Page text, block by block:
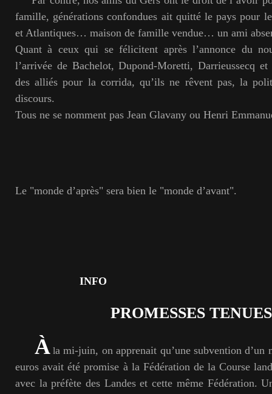
famille, générations confondues ait quitté le pays pour
et Atlantiques… maison de famille vendue… un ami
Quant à ceux qui se félicitent après l’annonce du
l’arrivée de Bachelot, Dupond-Moretti, Darrieussecq et
des alliés pour la corrida, qu’ils ne rêvent pas, la
discours.
Tous ne se nomment pas Jean Glavany ou Henri
Le "monde d’après" sera bien le "monde d’avant".
INFO
PROMESSES
Àla mi-juin, on apprenait qu’une subvention d’un
euros avait été promise à la Fédération de la Course
avec la préfète des Landes et cette même Fédération.